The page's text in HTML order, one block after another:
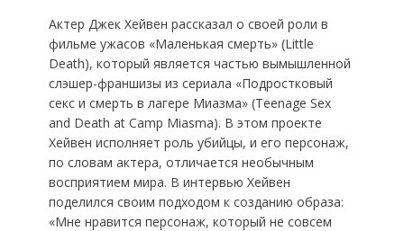
Актер Джек Хейвен рассказал о своей роли в
фильме ужасов «Маленькая смерть» (Little
Death), который является частью вымышленной
слэшер-франшизы из сериала «Подростковый
секс и смерть в лагере Миазма» (Teenage Sex
and Death at Camp Miasma). В этом проекте
Хейвен исполняет роль убийцы, и его персонаж,
по словам актера, отличается необычным
восприятием мира. В интервью Хейвен
поделился своим подходом к созданию образа:
«Мне нравится персонаж, который не совсем